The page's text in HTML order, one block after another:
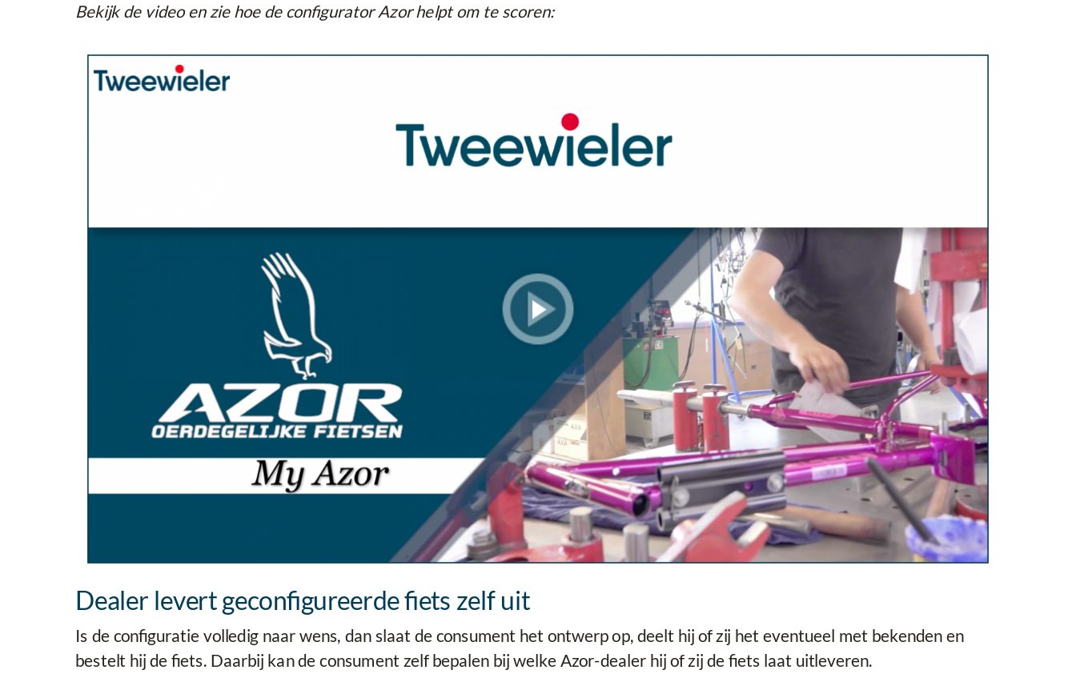
Bekijk de video en zie hoe de configurator Azor helpt om te scoren:
Dealer levert geconfigureerde fiets zelf uit
Is de configuratie volledig naar wens, dan slaat de consument het ontwerp op, deelt hij of zij het eventueel met bekenden en
bestelt hij de fiets. Daarbij kan de consument zelf bepalen bij welke Azor-dealer hij of zij de fiets laat uitleveren.